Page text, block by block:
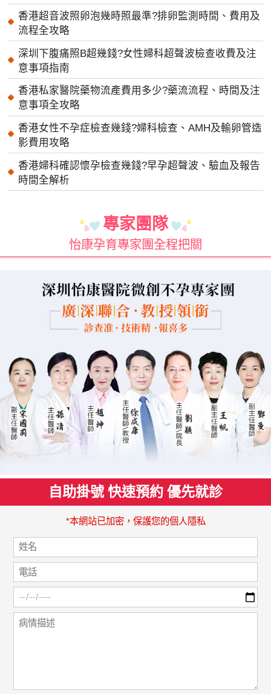
香港超音波照卵泡幾時照最準?排卵監測時間、費用及
流程全攻略
深圳下腹痛照B超幾錢?女性婦科超聲波檢查收費及注
意事項指南
香港私家醫院藥物流產費用多少?藥流流程、時間及注
意事項全攻略
香港女性不孕症檢查幾錢?婦科檢查、AMH及輸卵管造
影費用攻略
香港婦科確認懷孕檢查幾錢?早孕超聲波、驗血及報告
時間全解析
專家團隊
怡康孕育專家團全程把關
自助掛號 快速預約 優先就診
*本網站已加密，保護您的個人隱私